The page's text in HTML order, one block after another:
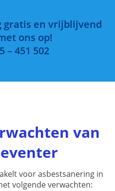
gratis en vrijblijvend
ons op!
– 451 502
van
voor asbestsanering in
volgende verwachten: